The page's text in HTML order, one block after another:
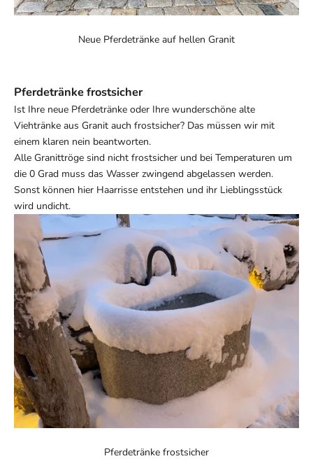
Neue Pferdetränke auf hellen Granit
Pferdetränke frostsicher
Ist Ihre neue Pferdetränke oder Ihre wunderschöne alte
Viehtränke aus Granit auch frostsicher? Das müssen wir mit
einem klaren nein beantworten.
Alle Granittröge sind nicht frostsicher und bei Temperaturen um
die 0 Grad muss das Wasser zwingend abgelassen werden.
Sonst können hier Haarrisse entstehen und ihr Lieblingsstück
wird undicht.
Pferdetränke frostsicher